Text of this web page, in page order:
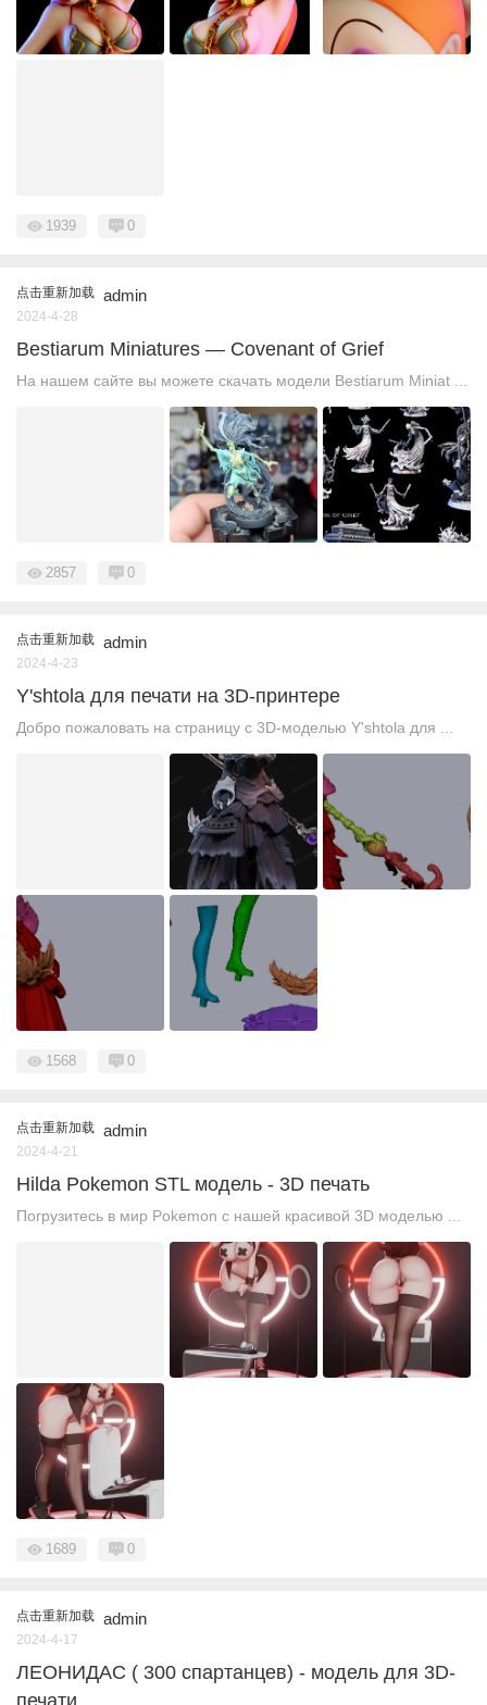
1939 0
点击重新加载 admin
2024-4-28
Bestiarum Miniatures — Covenant of Grief
На нашем сайте вы можете скачать модели Bestiarum Miniat ...
2857 0
点击重新加载 admin
2024-4-23
Y'shtola для печати на 3D-принтере
Добро пожаловать на страницу с 3D-моделью Y'shtola для ...
1568 0
点击重新加载 admin
2024-4-21
Hilda Pokemon STL модель - 3D печать
Погрузитесь в мир Pokemon с нашей красивой 3D моделью ...
1689 0
点击重新加载 admin
2024-4-17
ЛЕОНИДАС ( 300 спартанцев) - модель для 3D-
печати